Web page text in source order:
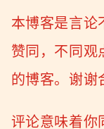
本博客是言论
赞同，不同观
的博客。谢谢
评论意味着你